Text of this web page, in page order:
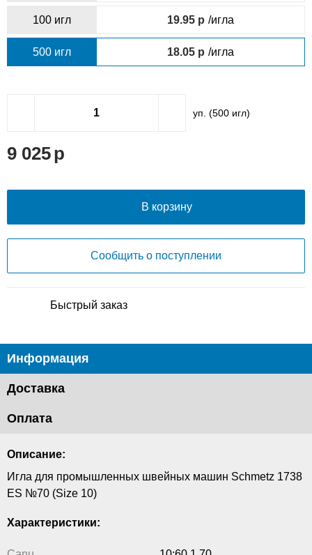
100 игл 19.95 /игла
500 игл 18.05 /игла
уп. (500игл)
9 025
В корзину
Сообщить о поступлении
Быстрый заказ
Информация
Доставка
Оплата
Описание:
Игла для промышленных швейных машин Schmetz 1738
ES №70 (Size 10)
Характеристики: